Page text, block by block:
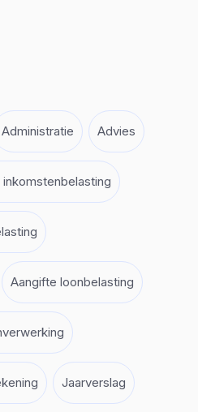
Administratie Advies
Aangifte loonbelasting
Jaarverslag